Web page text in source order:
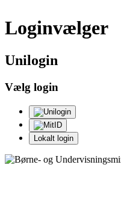
Loginvælger
Unilogin
Vælg login
Lokalt login